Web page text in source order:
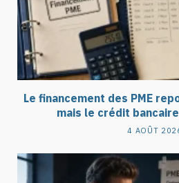
Le financement des PME
mais le crédit
4 AOÛT